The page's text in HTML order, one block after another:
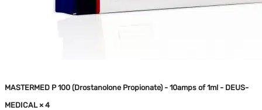
MASTERMED P 100 (Drostanolone Propionate) - 10amps of 1ml - DEUS-
MEDICAL × 4